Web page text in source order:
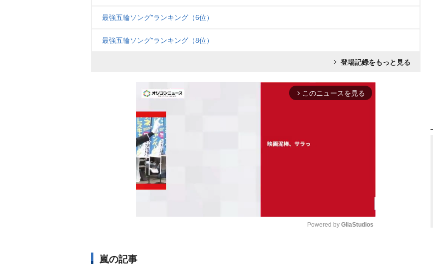
最強五輪ソング”ランキング（6位）
最強五輪ソング”ランキング（8位）
登場記録をもっと見る
arrow_forward_ios このニュースを見る
Powered by GliaStudios
嵐の記事